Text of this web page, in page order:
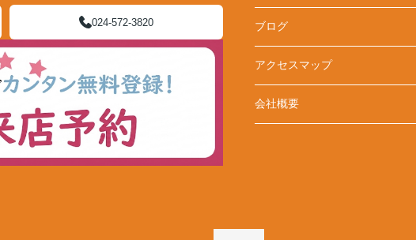
024-572-3820 ブログ
アクセスマップ
会社概要